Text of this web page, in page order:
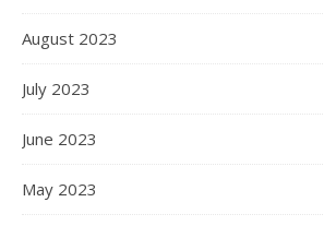
August 2023
July 2023
June 2023
May 2023